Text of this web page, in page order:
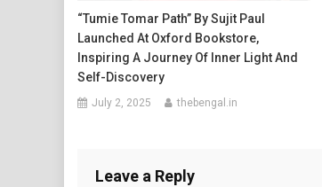
“Tumie Tomar Path” By Sujit Paul
Launched At Oxford Bookstore,
Inspiring A Journey Of Inner Light And
Self-Discovery
July 2, 2025 thebengal.in
Leave a Reply